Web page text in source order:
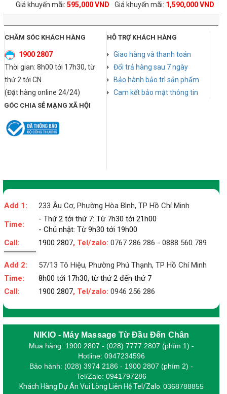
Giá khuyến mãi: 595,000 VND
Giá khuyến mãi: 1,590,000 VND
CHĂM SÓC KHÁCH HÀNG
1900 2807
Thời gian: 8h00 tới 17h30, từ
thứ 2 tới CN
(Đặt hàng online 24/24)
HỖ TRỢ KHÁCH HÀNG
Giao hàng và thanh toán
Đổi trả hàng sau 7 ngày
Bảo hành bảo trì sản phẩm
Cam kết bảo mật thông tin
GÓC CHIA SẺ MẠNG XÃ HỘI
Add 1: 233 Âu Cơ, Phường Hòa Bình, TP Hồ Chí Minh
Time:
- Thứ 2 tới thứ 7: Từ 7h30 tới 21h00
- Chủ nhật: Từ 9h30 tới 19h00
Call:
1900 2807, Tel/zalo: 0767 286 286 - 0888 560 789
Add 2:
57/13 Tô Hiệu, Phường Phú Thạnh, TP Hồ Chí Minh
Time:
8h00 tới 17h30, từ thứ 2 đến thứ 7
Call:
1900 2807, Tel/zalo: 0946 256 286
NIKIO - Máy Massage Từ Đầu Đến Chân
Mua hàng: 1900 2807 - (028) 7777 2807 (phím 1) -
Hotline: 0947234596
Bảo hành: (028) 3974 2186 - 1900 2807 (phím 2) -
Tel/Zalo: 0941797286
Khách Hàng Dự Án Vui Lòng Liên Hệ Tel/Zalo: 0368788855